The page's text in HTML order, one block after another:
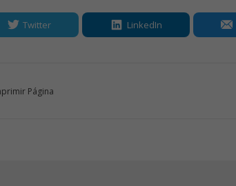
Twitter LinkedIn
Página